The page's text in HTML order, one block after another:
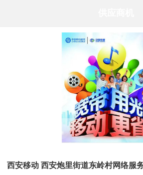
西安移动 西安炮里街道东岭村网络服